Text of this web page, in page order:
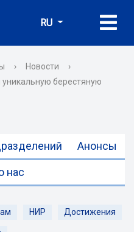
RU
› Новости
›
берестяную
Анонсы
нас
НИР Достижения